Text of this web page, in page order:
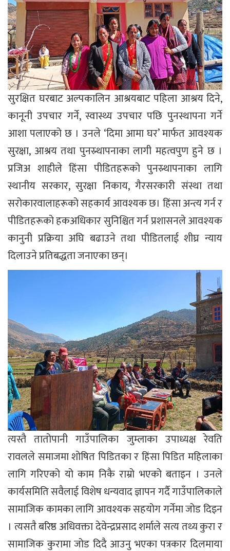
सुरक्षित घरबाट अल्पकालिन आश्रयबाट पहिला आश्रय दिने,
कानूनी उपचार गर्ने, स्वास्थ्य उपचार पछि पुनस्थापना गर्ने
आशा पलाएको छ । उनले ‘दिमा आमा घर’ मार्फत आवश्यक
सुरक्षा, आश्रय तथा पुनस्र्थापनाका लागी महत्वपुण हुने छ ।
प्रजिअ शाहीले हिंसा पीडितहरूको पुनस्र्थापनाका लागि
स्थानीय सरकार, सुरक्षा निकाय, गैरसरकारी संस्था तथा
सरोकारवालाहरूको सहकार्य आवश्यक छ। हिंसा अन्त्य गर्न र
पीडितहरूको हकअधिकार सुनिश्चित गर्न प्रशासनले आवश्यक
कानुनी प्रक्रिया अघि बढाउने तथा पीडितलाई शीघ्र न्याय
दिलाउने प्रतिबद्धता जनाएका छन्।
त्यस्तै तातोपानी गाउँपालिका जुम्लाका उपाध्यक्ष रेवति
रावलले समाजमा शोषित पिडितका र हिंसा पिडित महिलाका
लागि गरिएको यो काम निकै राम्रो भएको बताइन । उनले
कार्यसमिति सवैलाई विशेष धन्यवाद ज्ञापन गर्दै गाउँपालिकाले
सामाजिक कामका लागि आवश्यक सहयोग गर्नेमा जोड दिइन
। त्यसतै बरिष्ठ अधिवक्ता देवेन्द्रप्रसाद शर्माले सत्य तथ्य कुरा र
सामाजिक कुरामा जोड दिदै आउनु भएका पत्रकार दिलमाया